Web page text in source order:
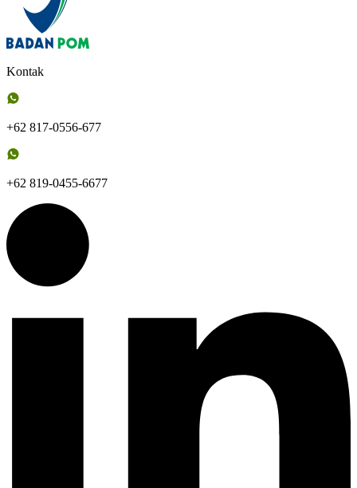
Kontak
+62 817-0556-677
+62 819-0455-6677